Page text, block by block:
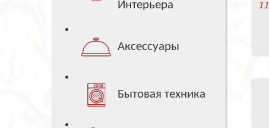
Интерьера
Аксессуары
Бытовая техника